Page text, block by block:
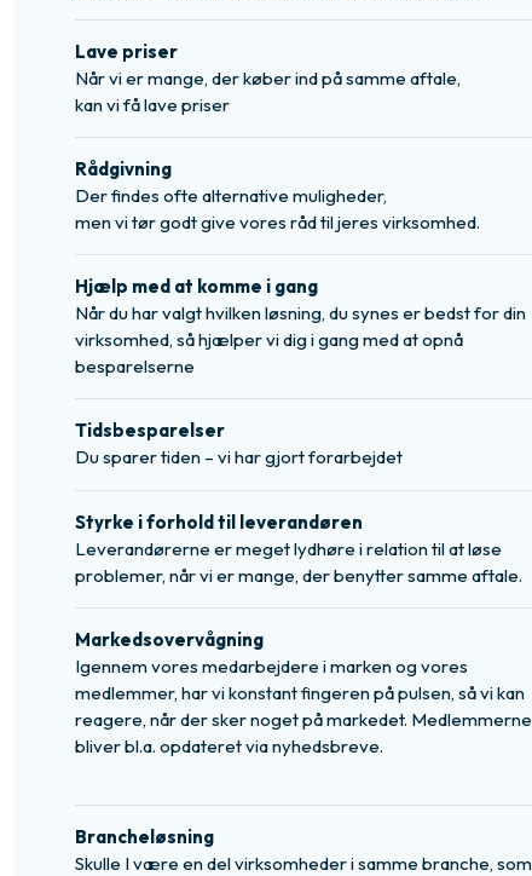
Lave priser
Når vi er mange, der køber ind på samme aftale,
​kan vi få lave priser
Rådgivning
Der findes ofte alternative muligheder,
​men vi tør godt give vores råd til jeres virksomhed.​
Hjælp med at komme i gang
Når du har valgt hvilken løsning, du synes er bedst for din
virksomhed, så hjælper vi dig i gang med at opnå
besparelserne
Tidsbesparelser
Du sparer tiden – vi har gjort forarbejdet
Styrke i forhold til leverandøren
Leverandørerne er meget lydhøre i relation til at løse
problemer, når vi er mange, der benytter samme aftale.
Markedsovervågning
Igennem vores medarbejdere i marken og vores
medlemmer, har vi konstant fingeren på pulsen, så vi kan
reagere, når der sker noget på markedet. Medlemmerne
bliver bl.a. opdateret via nyhedsbreve.
Brancheløsning
Skulle I være en del virksomheder i samme branche, som